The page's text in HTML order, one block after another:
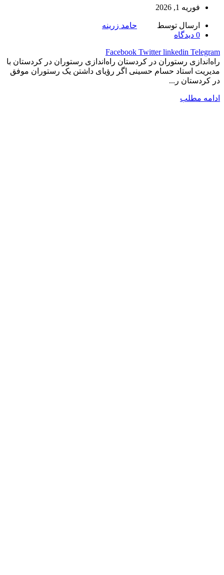
فوریه 1, 2026
ارسال توسط
حامد زرینه
0 دیدگاه
Facebook Twitter linkedin Telegram
راه‌اندازی رستوران در کردستان راه‌اندازی رستوران در کردستان با
مدیریت استاد حسام حسینی اگر رؤیای داشتن یک رستوران موفق
در کردستان ر...
ادامه مطلب